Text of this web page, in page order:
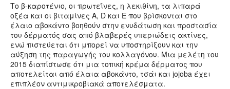
Το β-καροτένιο, οι πρωτεΐνες, η λεκιθίνη, τα λιπαρά
οξέα και οι βιταμίνες A, D και E που βρίσκονται στο
έλαιο αβοκάντο βοηθούν στην ενυδάτωση και προστασία
του δέρματός σας από βλαβερές υπεριώδεις ακτίνες,
ενώ πιστεύεται ότι μπορεί να υποστηρίξουν και την
αύξηση της παραγωγής του κολλαγόνου. Μια μελέτη του
2015 διαπίστωσε ότι μια τοπική κρέμα δέρματος που
αποτελείται από έλαια αβοκάντο, τσάι και jojoba έχει
επιπλέον αντιμικροβιακά αποτελέσματα.